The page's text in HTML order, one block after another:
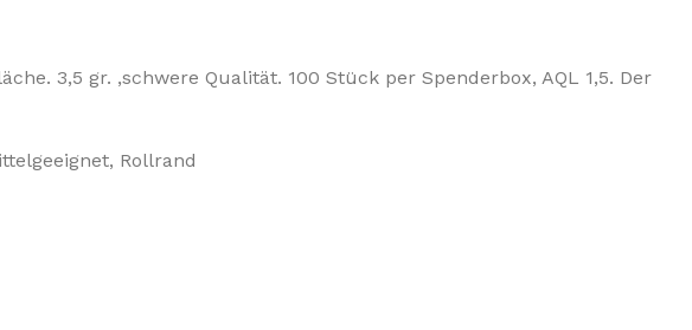
3,5 gr. ,schwere Qualität. 100 Stück per Spenderbox, AQL 1,5. Der
Rollrand